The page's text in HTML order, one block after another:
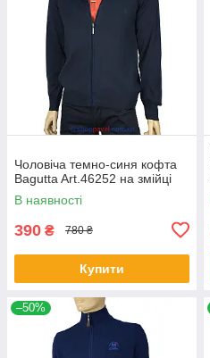
Чоловіча темно-синя кофта
Bagutta Art.46252 на змійці
В наявності
390 ₴ 780 ₴
Купити
–50%